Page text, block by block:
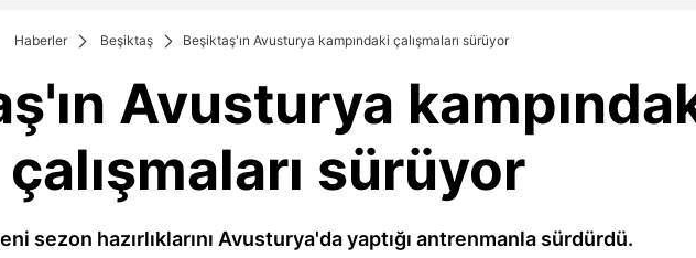
Haberler Beşiktaş Beşiktaş'ın Avusturya kampındaki çalışmaları sürüyor
Avusturya
çalışmaları sürüyor
sezon hazırlıklarını Avusturya'da yaptığı antrenmanla sürdürdü.